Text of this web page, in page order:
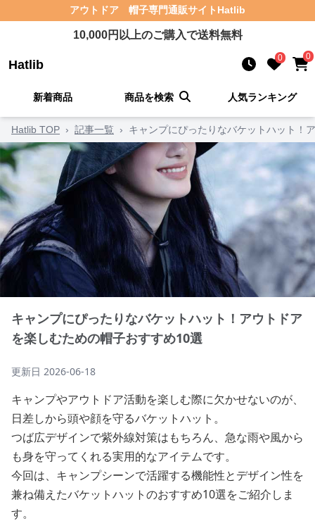
アウトドア 帽子専門通販サイト Hatlib
10,000円以上のご購入で送料無料
Hatlib 0 0
新着商品 商品を検索 人気ランキング
Hatlib TOP › 記事一覧 › キャンプにぴったりなバケットハット！
キャンプにぴったりなバケットハット！アウトドア
を楽しむための帽子おすすめ10選
更新日 2026-06-18
キャンプやアウトドア活動を楽しむ際に欠かせないのが、
日差しから頭や顔を守るバケットハット。
つば広デザインで紫外線対策はもちろん、急な雨や風から
も身を守ってくれる実用的なアイテムです。
今回は、キャンプシーンで活躍する機能性とデザイン性を
兼ね備えたバケットハットのおすすめ10選をご紹介しま
す。